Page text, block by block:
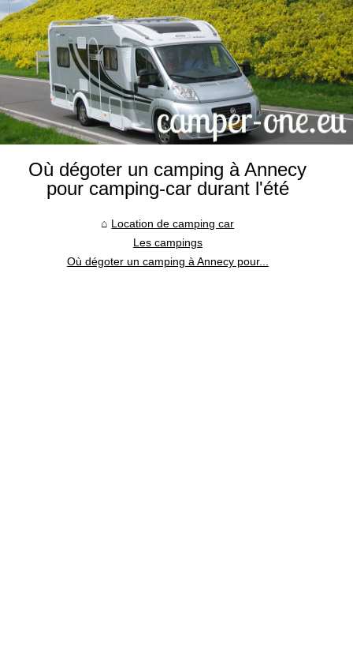
Où dégoter un camping à Annecy
pour camping-car durant l'été
Location de camping car
Les campings
Où dégoter un camping à Annecy pour...